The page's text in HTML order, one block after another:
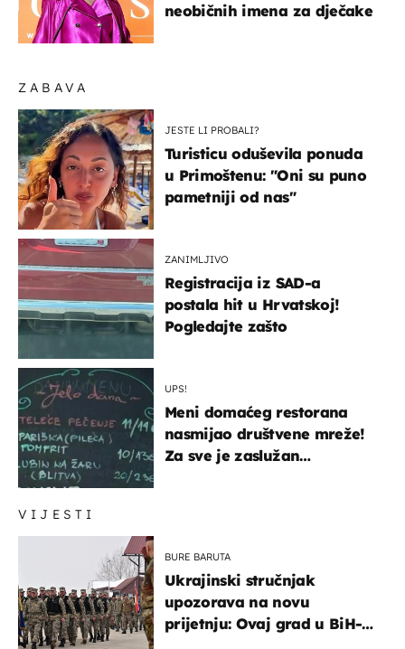
VIJESTI
BURE BARUTA
Ukrajinski stručnjak
upozorava na novu
prijetnju: Ovaj grad u BiH-u
ZABAVA
JESTE LI PROBALI?
Turisticu oduševila ponuda
u Primoštenu: "Oni su puno
pametniji od nas"
ZANIMLJIVO
Registracija iz SAD-a
postala hit u Hrvatskoj!
Pogledajte zašto
UPS!
Meni domaćeg restorana
nasmijao društvene mreže!
Za sve je zaslužan
neobičnih imena za dječake